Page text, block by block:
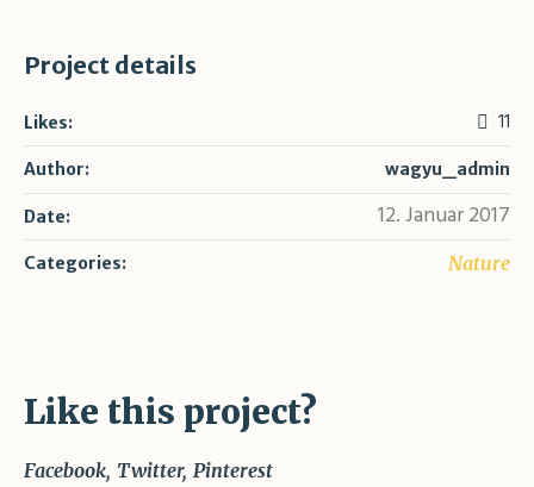
Project details
Likes: 11
Author: wagyu_admin
Date: 12. Januar 2017
Categories: Nature
Like this project?
Facebook Twitter Pinterest